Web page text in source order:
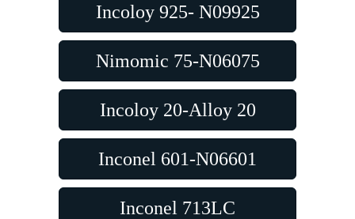
Incoloy 925- N09925
Nimomic 75-N06075
Incoloy 20-Alloy 20
Inconel 601-N06601
Inconel 713LC